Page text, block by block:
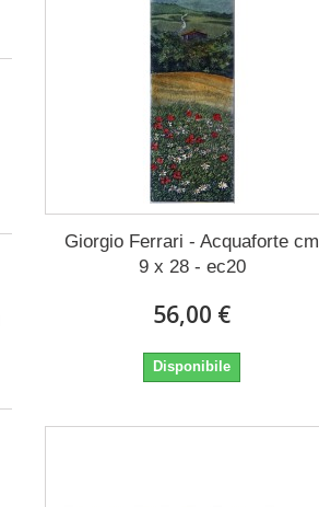
Giorgio Ferrari - Acquaforte cm
9 x 28 - ec20
56,00 €
Disponibile